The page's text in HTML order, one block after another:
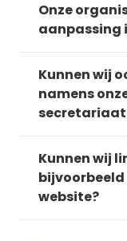
Onze
aanpassing
Kunnen wij
namens
Kunnen wij
bijvoorbeeld
website?